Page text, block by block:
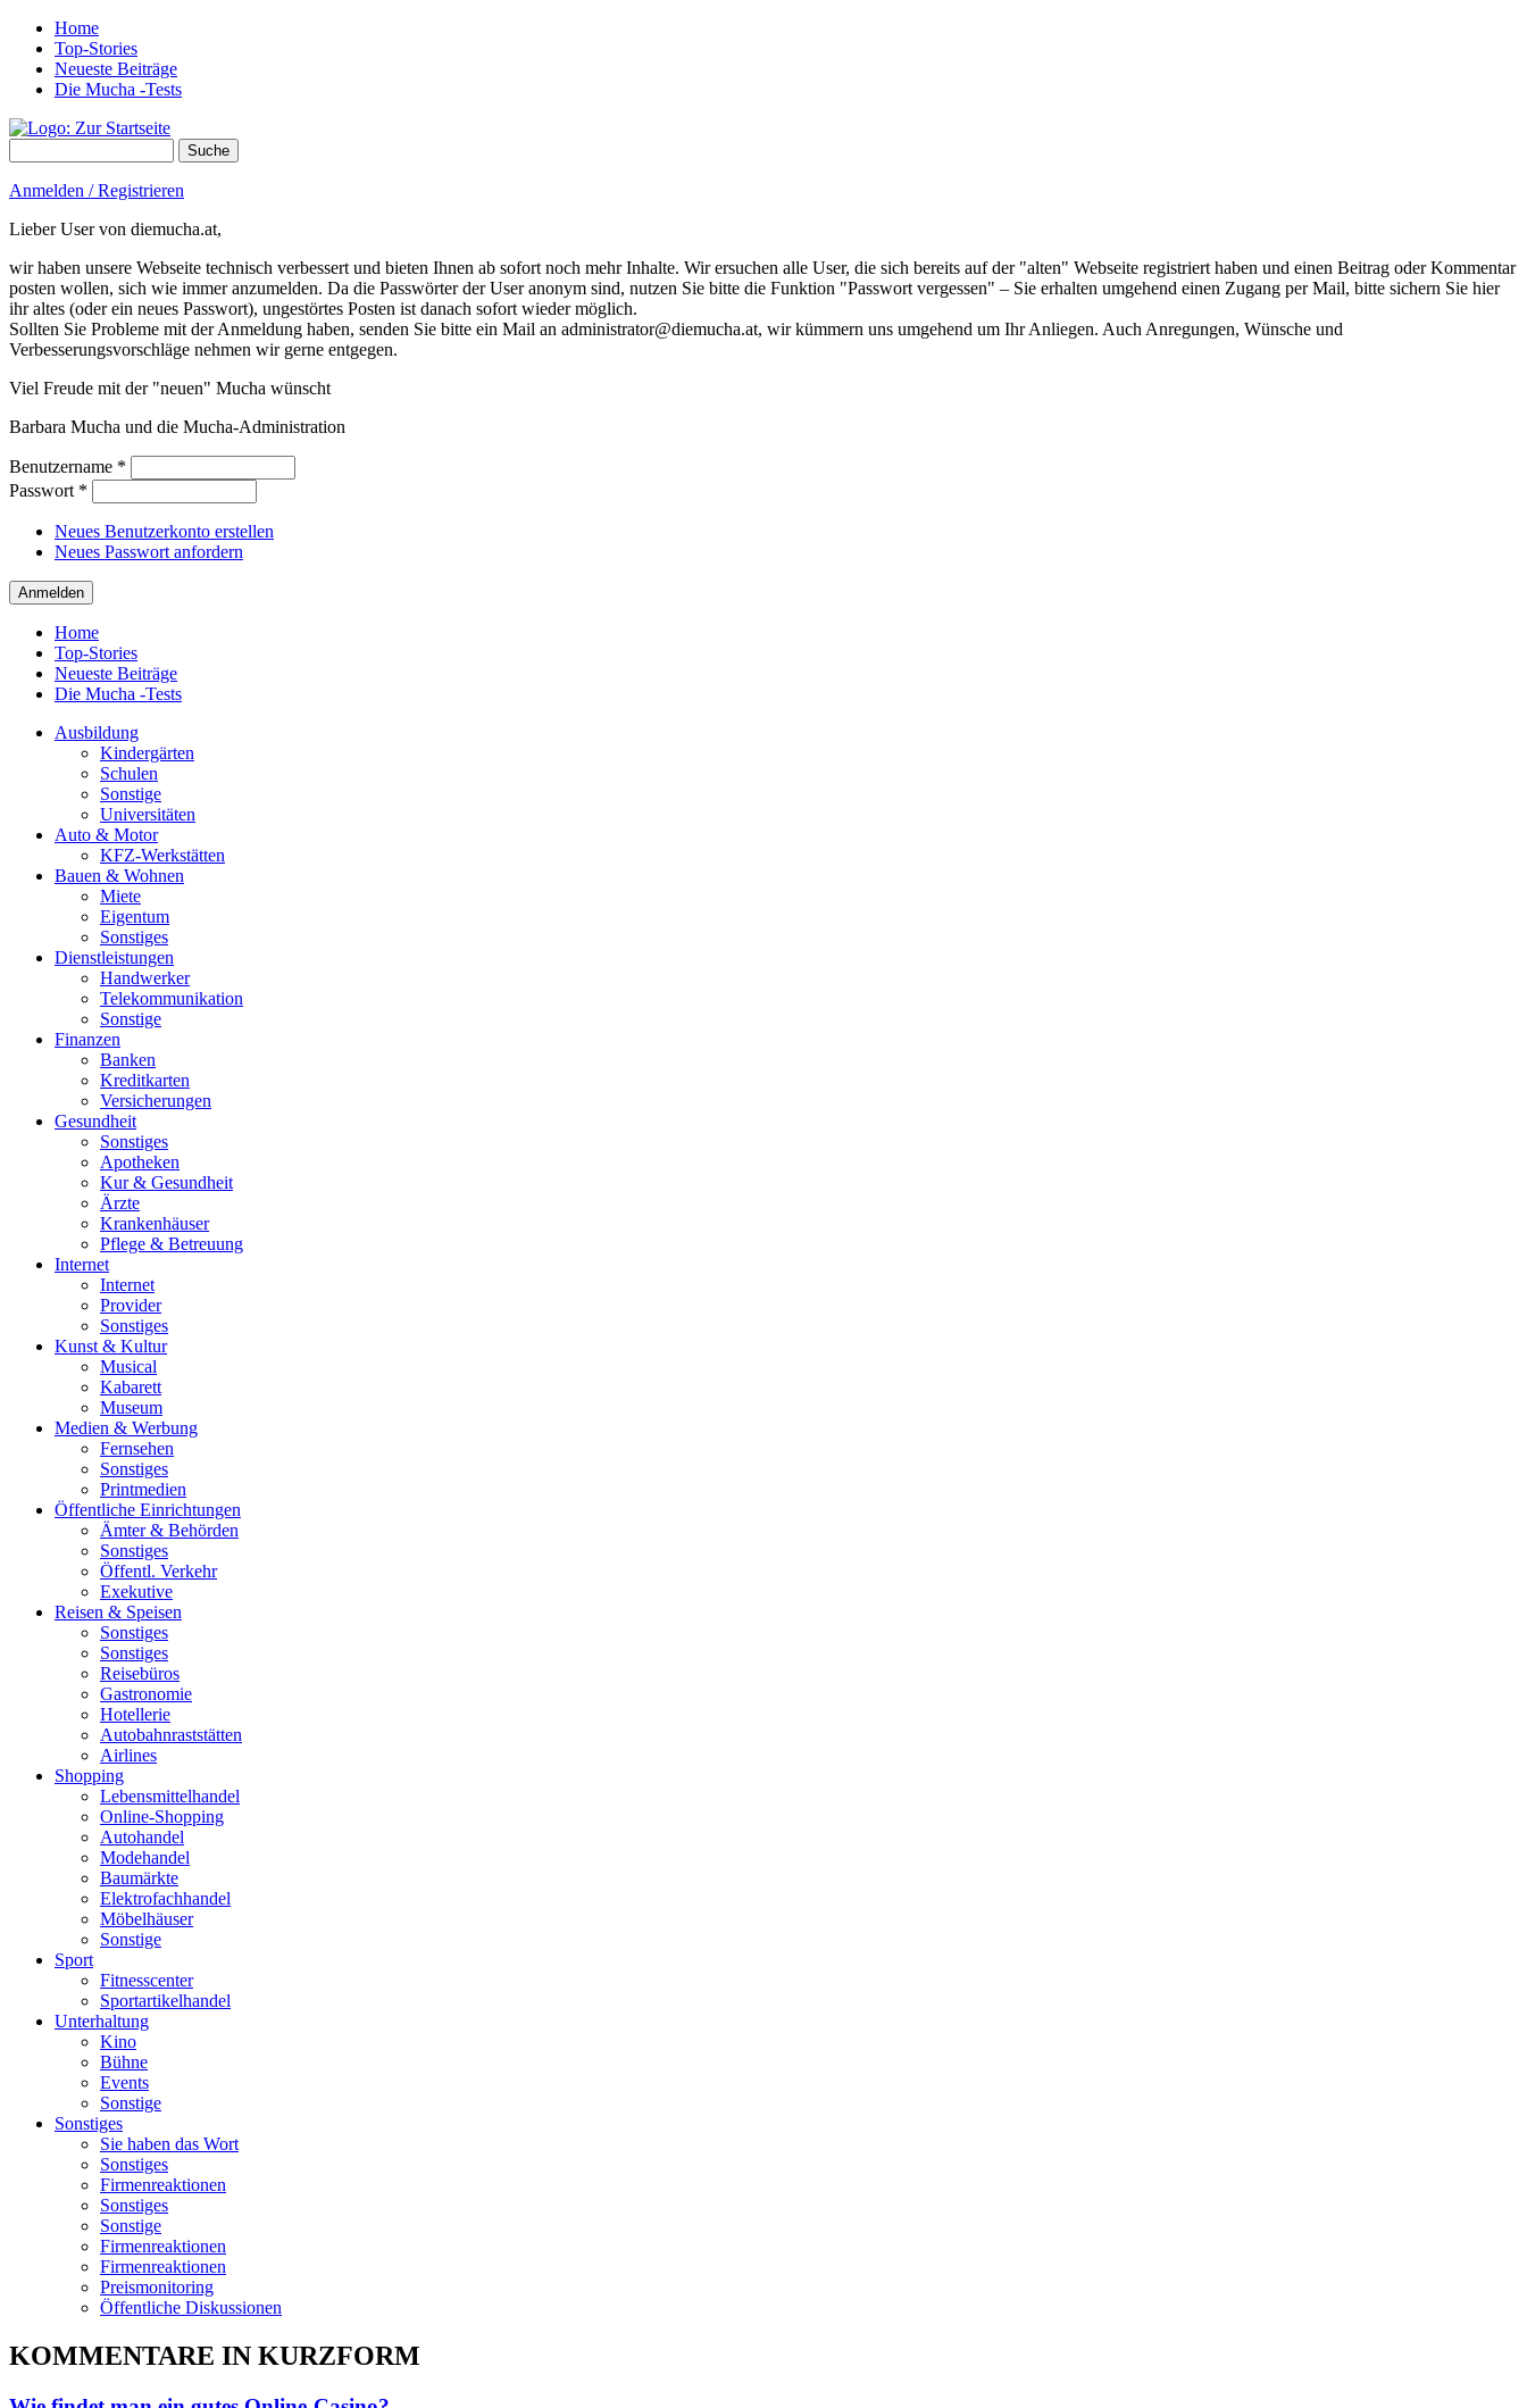
Home
Top-Stories
Neueste Beiträge
Die Mucha -Tests
Anmelden / Registrieren
Lieber User von diemucha.at,
wir haben unsere Webseite technisch verbessert und bieten Ihnen ab sofort noch mehr Inhalte. Wir ersuchen alle User, die sich bereits auf der "alten" Webseite registriert haben und einen Beitrag oder Kommentar
posten wollen, sich wie immer anzumelden. Da die Passwörter der User anonym sind, nutzen Sie bitte die Funktion "Passwort vergessen" – Sie erhalten umgehend einen Zugang per Mail, bitte sichern Sie hier
ihr altes (oder ein neues Passwort), ungestörtes Posten ist danach sofort wieder möglich.
Sollten Sie Probleme mit der Anmeldung haben, senden Sie bitte ein Mail an administrator@diemucha.at, wir kümmern uns umgehend um Ihr Anliegen. Auch Anregungen, Wünsche und
Verbesserungsvorschläge nehmen wir gerne entgegen.
Viel Freude mit der "neuen" Mucha wünscht
Barbara Mucha und die Mucha-Administration
Benutzername *
Passwort *
Neues Benutzerkonto erstellen
Neues Passwort anfordern
Home
Top-Stories
Neueste Beiträge
Die Mucha -Tests
Ausbildung
Kindergärten
Schulen
Sonstige
Universitäten
Auto & Motor
KFZ-Werkstätten
Bauen & Wohnen
Miete
Eigentum
Sonstiges
Dienstleistungen
Handwerker
Telekommunikation
Sonstige
Finanzen
Banken
Kreditkarten
Versicherungen
Gesundheit
Sonstiges
Apotheken
Kur & Gesundheit
Ärzte
Krankenhäuser
Pflege & Betreuung
Internet
Internet
Provider
Sonstiges
Kunst & Kultur
Musical
Kabarett
Museum
Medien & Werbung
Fernsehen
Sonstiges
Printmedien
Öffentliche Einrichtungen
Ämter & Behörden
Sonstiges
Öffentl. Verkehr
Exekutive
Reisen & Speisen
Sonstiges
Sonstiges
Reisebüros
Gastronomie
Hotellerie
Autobahnraststätten
Airlines
Shopping
Lebensmittelhandel
Online-Shopping
Autohandel
Modehandel
Baumärkte
Elektrofachhandel
Möbelhäuser
Sonstige
Sport
Fitnesscenter
Sportartikelhandel
Unterhaltung
Kino
Bühne
Events
Sonstige
Sonstiges
Sie haben das Wort
Sonstiges
Firmenreaktionen
Sonstiges
Sonstige
Firmenreaktionen
Firmenreaktionen
Preismonitoring
Öffentliche Diskussionen
KOMMENTARE IN KURZFORM